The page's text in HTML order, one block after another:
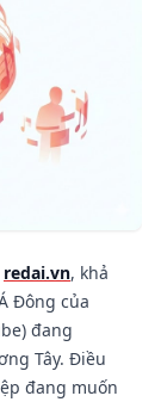
redai.vn, khả
Đông của
đang
Tây. Điều
đang muốn